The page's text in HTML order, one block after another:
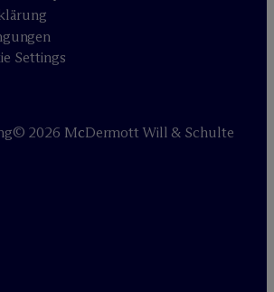
Settings
© 2026 McDermott Will & Schulte